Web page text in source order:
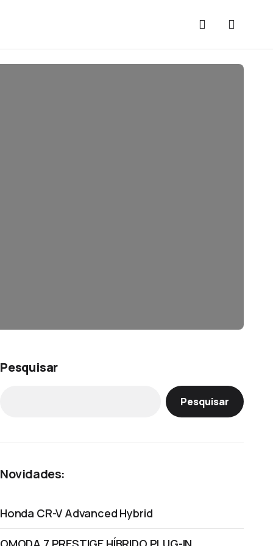
Pesquisar
Pesquisar
Novidades:
Honda CR-V Advanced Hybrid